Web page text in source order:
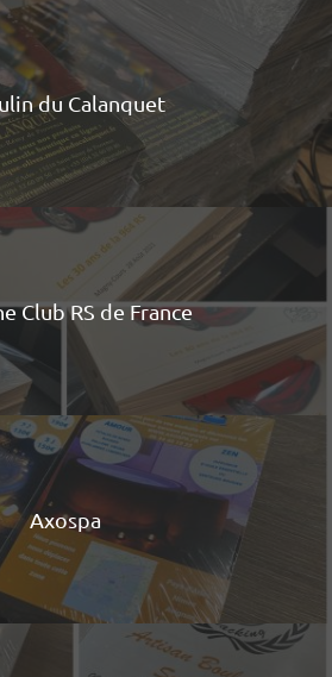
du Calanquet
Club RS de France
Axospa